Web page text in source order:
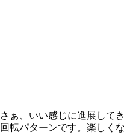
さぁ、いい感じに進展して
回転パターンです。楽しく